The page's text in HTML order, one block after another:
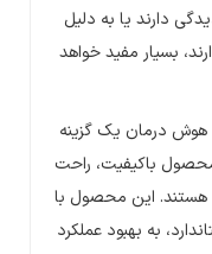
دارند یا به دلیل
بسیار مفید خواهد
هوش درمان یک گزینه
باکیفیت، راحت
این محصول با
به بهبود عملکرد